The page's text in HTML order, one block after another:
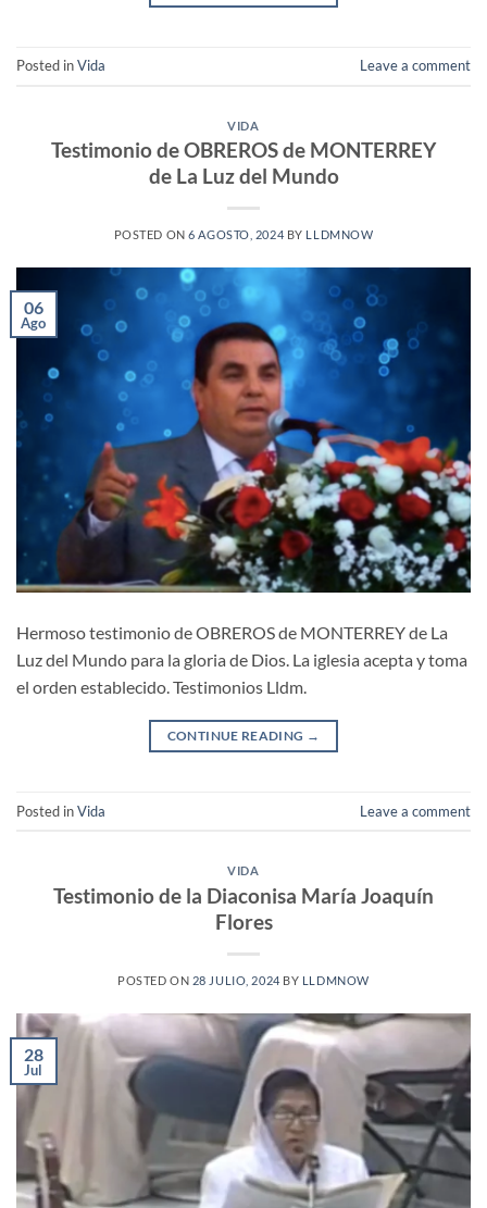
Posted inVida Leave a comment
VIDA
Testimonio de OBREROS de MONTERREY
de La Luz del Mundo
POSTED ON6 AGOSTO, 2024 BY LLDMNOW
06
Ago
Hermoso testimonio de OBREROS de MONTERREY de La
Luz del Mundo para la gloria de Dios. La iglesia acepta y toma
el orden establecido. Testimonios Lldm.
CONTINUE READING →
Posted inVida Leave a comment
VIDA
Testimonio de la Diaconisa María Joaquín
Flores
POSTED ON 28 JULIO, 2024 BY LLDMNOW
28
Jul